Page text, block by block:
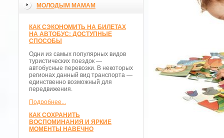
МОЛОДЫМ МАМАМ
КАК СЭКОНОМИТЬ НА БИЛЕТАХ
НА АВТОБУС: ДОСТУПНЫЕ
СПОСОБЫ
Одни из самых популярных видов
туристических поездок —
автобусные перевозки. В некоторых
регионах данный вид транспорта —
единственно возможный для
передвижения.
Подробнее...
КАК СОХРАНИТЬ
ВОСПОМИНАНИЯ И ЯРКИЕ
МОМЕНТЫ НАВЕЧНО